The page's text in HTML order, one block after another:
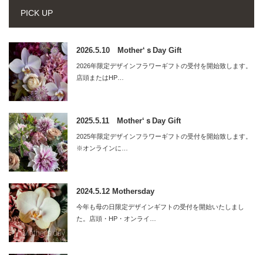
PICK UP
2026.5.10 Mother‘ｓDay Gift
2026年限定デザインフラワーギフトの受付を開始致します。
店頭またはHP…
2025.5.11 Mother‘ｓDay Gift
2025年限定デザインフラワーギフトの受付を開始致します。
※オンラインに…
2024.5.12 Mothersday
今年も母の日限定デザインギフトの受付を開始いたしまし
た。店頭・HP・オンライ…